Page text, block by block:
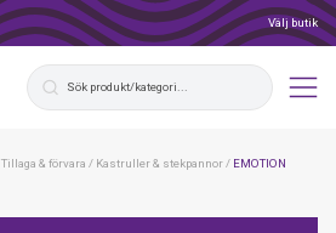
Välj butik
Tillaga & förvara / Kastruller & stekpannor/ EMOTION